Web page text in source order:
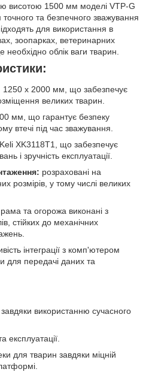
висотою 1500 мм моделі VTP-G
та безпечного зважування
для використання в
зоопарках, ветеринарних
необхідно облік ваги тварин.
1250 х 2000 мм, що забезпечує
великих тварин.
мм, що гарантує безпеку
втечі під час зважування.
Keli XK3118T1, що забезпечує
і зручність експлуатації.
розраховані на
розмірів, у тому числі великих
рама та огорожа виконані з
стійких до механічних
інтеграції з комп'ютером
для передачі даних та
використанню сучасного
експлуатації.
для тварин завдяки міцній